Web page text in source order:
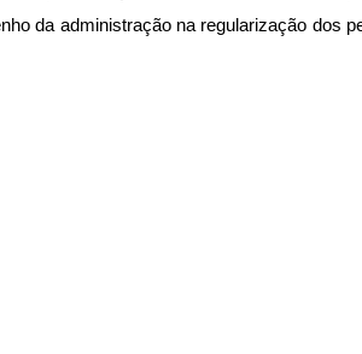
da administração na regularização dos